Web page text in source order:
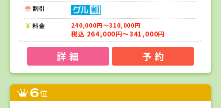
割引
料金 240,000円～310,000円
税込 264,000円～341,000円
詳 細 予 約
6位